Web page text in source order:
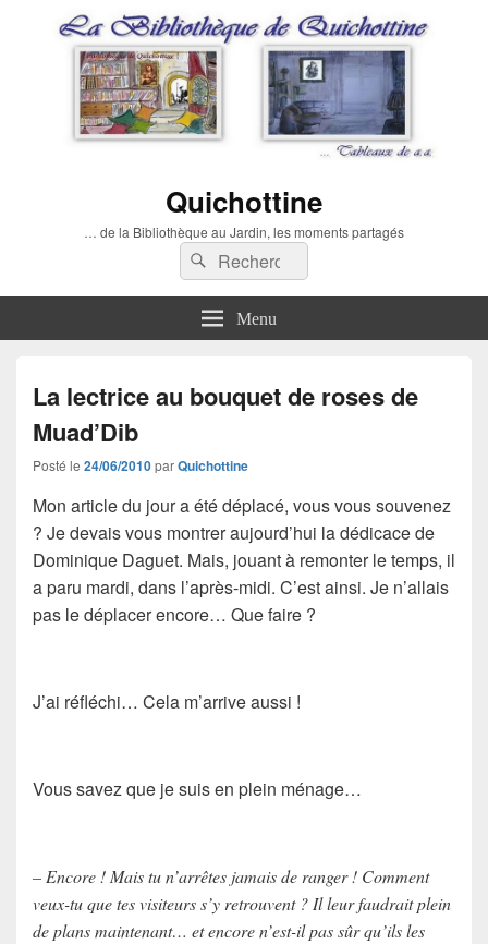
Quichottine
… de la Bibliothèque au Jardin, les moments partagés
Recherche :
Rechercher
Menu
La lectrice au bouquet de roses de
Muad’Dib
Posté le 24/06/2010parQuichottine
Mon article du jour a été déplacé, vous vous souvenez
? Je devais vous montrer aujourd’hui la dédicace de
Dominique Daguet. Mais, jouant à remonter le temps, il
a paru mardi, dans l’après-midi. C’est ainsi. Je n’allais
pas le déplacer encore… Que faire ?
J’ai réfléchi… Cela m’arrive aussi !
Vous savez que je suis en plein ménage…
– Encore ! Mais tu n’arrêtes jamais de ranger ! Comment
veux-tu que tes visiteurs s’y retrouvent ? Il leur faudrait plein
de plans maintenant… et encore n’est-il pas sûr qu’ils les